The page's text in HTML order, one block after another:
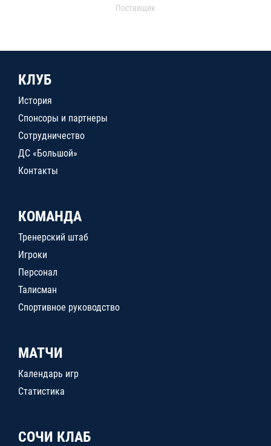
Поставщик
КЛУБ
История
Спонсоры и партнеры
Сотрудничество
ДС «Большой»
Контакты
КОМАНДА
Тренерский штаб
Игроки
Персонал
Талисман
Спортивное руководство
МАТЧИ
Календарь игр
Статистика
СОЧИ КЛАБ